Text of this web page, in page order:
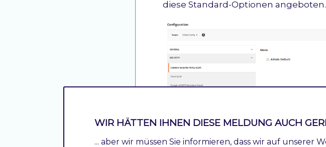
diese Standard-Optionen angeboten.
WIR HÄTTEN IHNEN DIESE MELDUNG AUCH
... aber wir müssen Sie informieren, dass wir auf unserer